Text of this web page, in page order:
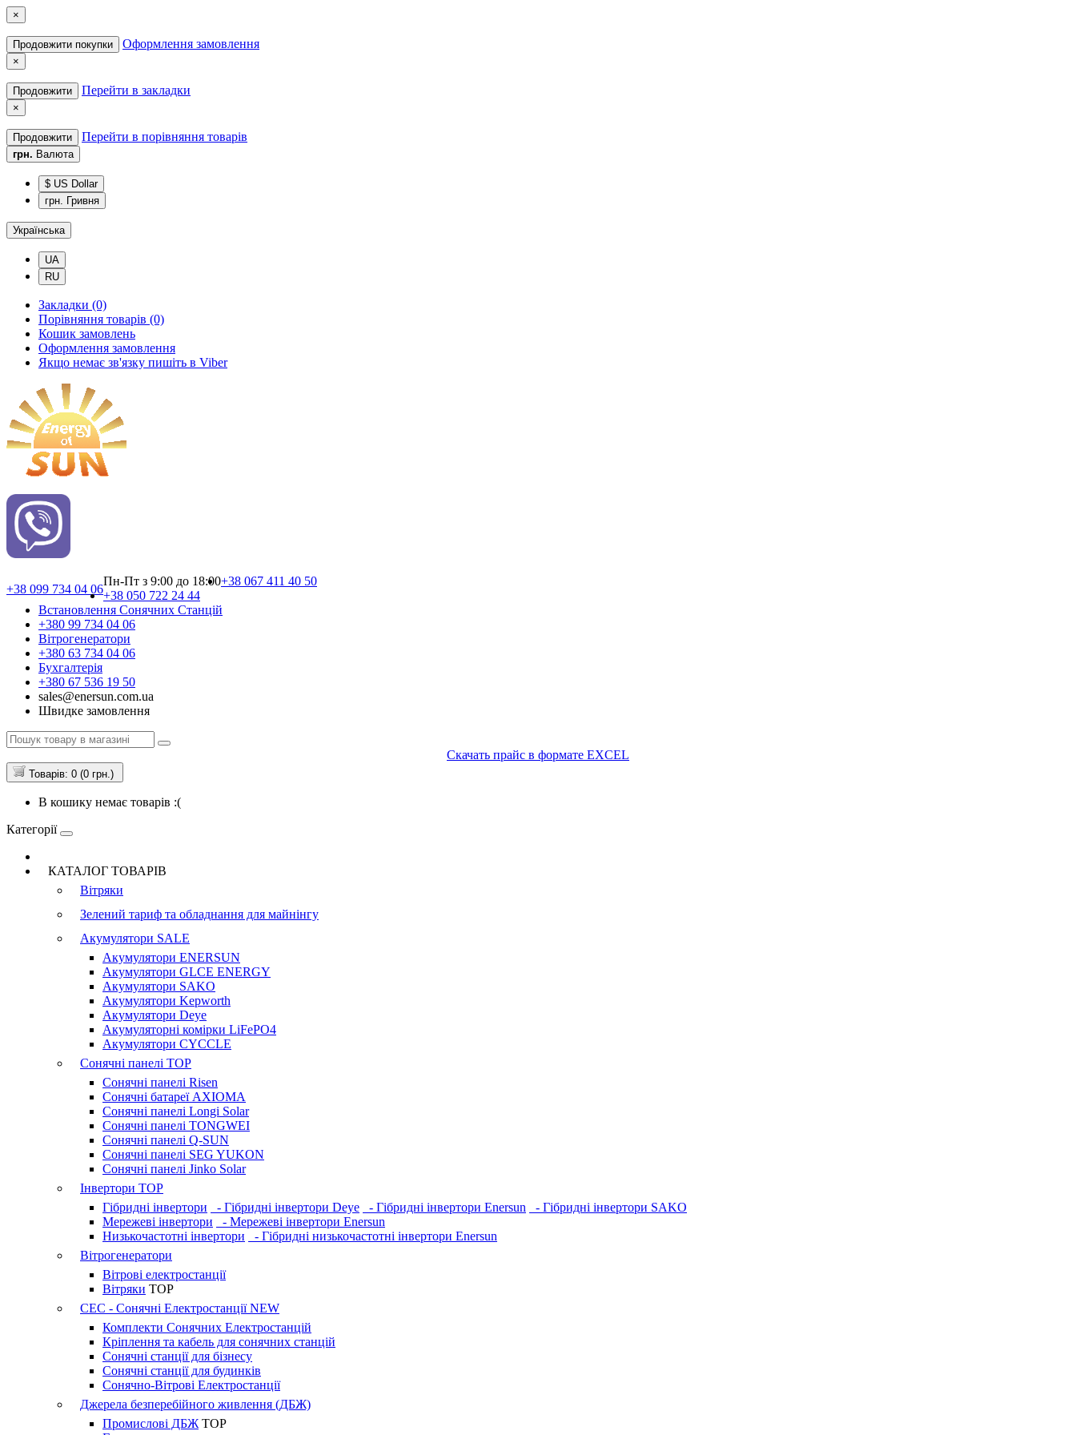
×
Продовжити покупки Оформлення замовлення
×
Продовжити Перейти в закладки
×
Продовжити Перейти в порівняння товарів
грн. Валюта
$ US Dollar
грн. Гривня
Українська
UA
RU
Закладки (0)
Порівняння товарів (0)
Кошик замовлень
Оформлення замовлення
Якщо немає зв'язку пишіть в Viber
+38 099 734 04 06
Пн-Пт з 9:00 до 18:00+38 067 411 40 50
+38 050 722 24 44
Встановлення Сонячних Cтанцій
+380 99 734 04 06
Вітрогенератори
+380 63 734 04 06
Бухгалтерія
+380 67 536 19 50
sales@enersun.com.ua
Швидке замовлення
Скачать прайс в формате EXCEL
Товарів: 0 (0 грн.)
В кошику немає товарів :(
Категорії
КАТАЛОГ ТОВАРІВ
Вітряки
Зелений тариф та обладнання для майнінгу
Акумулятори SALE
Акумулятори ENERSUN
Акумулятори GLCE ENERGY
Акумулятори SAKO
Акумулятори Kepworth
Акумулятори Deye
Акумуляторні комірки LiFePO4
Акумулятори CYCCLE
Сонячні панелі TOP
Сонячні панелі Risen
Сонячні батареї AXIOMA
Сонячні панелі Longi Solar
Сонячні панелі TONGWEI
Сонячні панелі Q-SUN
Сонячні панелі SEG YUKON
Сонячні панелі Jinko Solar
Інвертори TOP
Гібридні інвертори
- Гібридні інвертори Deye - Гібридні інвертори Enersun
- Гібридні інвертори SAKO
Мережеві інвертори
- Мережеві інвертори Enersun
Низькочастотні інвертори
- Гібридні низькочастотні інвертори Enersun
Вітрогенератори
Вітрові електростанції
Вітряки TOP
СЕС - Сонячні Електростанції NEW
Комплекти Сонячних Електростанцій
Кріплення та кабель для сонячних станцій
Сонячні станції для бізнесу
Сонячні станції для будинків
Сонячно-Вітрові Електростанції
Джерела безперебійного живлення (ДБЖ)
Промислові ДБЖ TOP